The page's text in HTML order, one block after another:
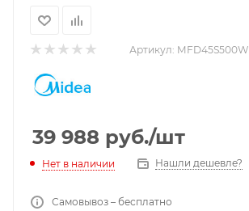
Артикул: MFD45S500W
39 988 руб./шт
Нет в наличии Нашли дешевле?
Самовывоз – бесплатно